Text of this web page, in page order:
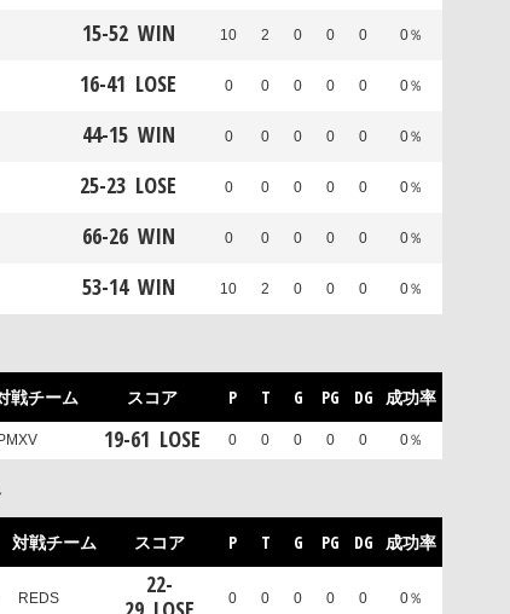
15-52 WIN 10 2 0 0 0 0％
16-41 LOSE 0 0 0 0 0 0％
44-15 WIN 0 0 0 0 0 0％
25-23 LOSE 0 0 0 0 0 0％
66-26 WIN 0 0 0 0 0 0％
53-14 WIN 10 2 0 0 0 0％
戦チーム スコア P T G PG DG 成功率
PMXV 19-61 LOSE 0 0 0 0 0 0％
対戦チーム スコア P T G PG DG 成功率
REDS 22-
0 0 0 0 0 0％